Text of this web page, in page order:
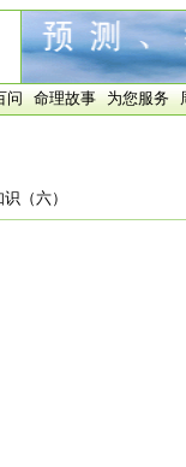
问 命理故事 为您服务
（六）